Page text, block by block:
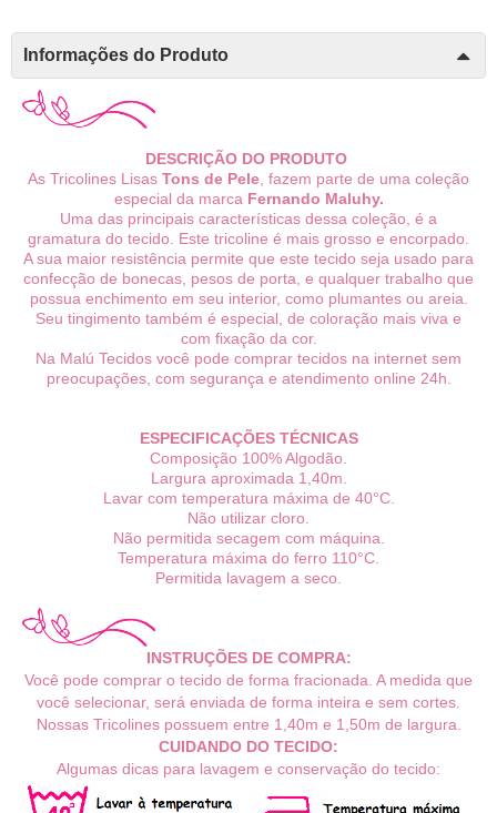
Informações do Produto
DESCRIÇÃO DO PRODUTO
As Tricolines Lisas Tons de Pele , fazem parte de uma coleção
especial da marca Fernando Maluhy.
Uma das principais características dessa coleção, é a
gramatura do tecido. Este tricoline é mais grosso e encorpado.
A sua maior resistência permite que este tecido seja usado para
confecção de bonecas, pesos de porta, e qualquer trabalho que
possua enchimento em seu interior, como plumantes ou areia.
Seu tingimento também é especial, de coloração mais viva e
com fixação da cor.
Na Malú Tecidos você pode comprar tecidos na internet sem
preocupações, com segurança e atendimento online 24h.
ESPECIFICAÇÕES TÉCNICAS
Composição 100% Algodão.
Largura aproximada 1,40m.
Lavar com temperatura máxima de 40°C.
Não utilizar cloro.
Não permitida secagem com máquina.
Temperatura máxima do ferro 110°C.
Permitida lavagem a seco.
INSTRUÇÕES DE COMPRA:
Você pode comprar o tecido de forma fracionada. A medida que
você selecionar, será enviada de forma inteira e sem cortes.
Nossas Tricolines possuem entre 1,40m e 1,50m de largura.
CUIDANDO DO TECIDO:
Algumas dicas para lavagem e conservação do tecido: